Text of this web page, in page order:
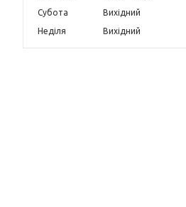
Субота
Вихідний
Неділя
Вихідний